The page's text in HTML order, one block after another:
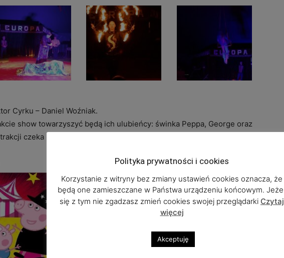
Cyrku – Daniel Woźniak.
show towarzyszyć będą ich ulubieńcy: świnka Peppa, George oraz
czeka na Państwa pod naszym namiotem w Lubinie i okolicach!
Polityka prywatności i cookies
Korzystanie z witryny bez zmiany ustawień cookies oznacza, że
będą one zamieszczane w Państwa urządzeniu końcowym.
się z tym nie zgadzasz zmień cookies swojej przeglądarki Czytaj
więcej
Akceptuję